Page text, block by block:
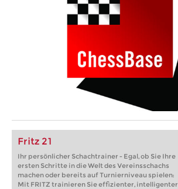
Fritz 21
Ihr persönlicher Schachtrainer - Egal, ob Sie Ihre
ersten Schritte in die Welt des Vereinsschachs
machen oder bereits auf Turnierniveau spielen:
Mit FRITZ trainieren Sie effizienter, intelligenter